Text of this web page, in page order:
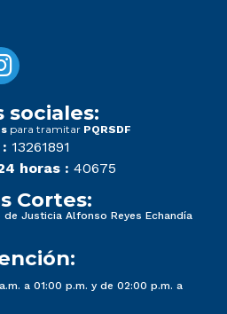
sociales:
para tramitar PQRSDF
13261891
horas : 40675
Cortes:
Justicia Alfonso Reyes Echandía
a 01:00 p.m. y de 02:00 p.m. a